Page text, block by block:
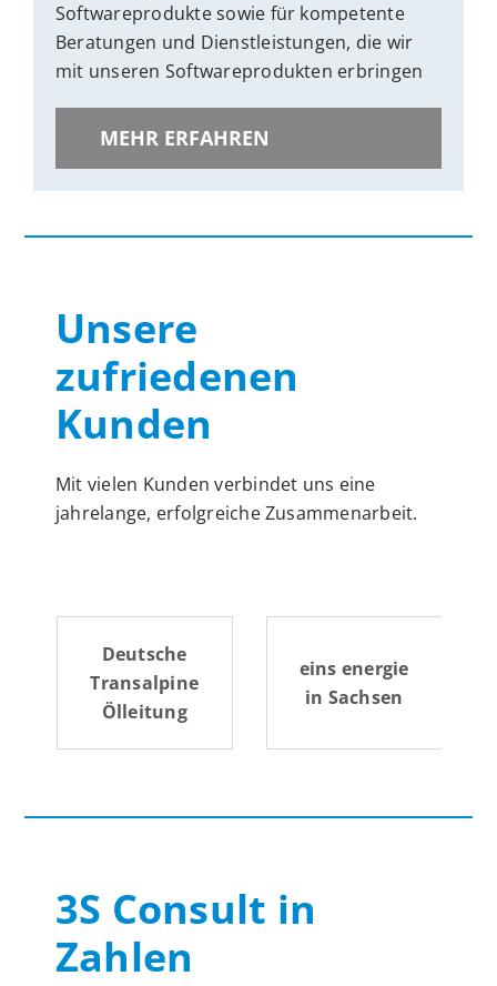
Softwareprodukte sowie für kompetente
Beratungen und Dienstleistungen, die wir
mit unseren Softwareprodukten erbringen
MEHR ERFAHREN
Unsere
zufriedenen
Kunden
Mit vielen Kunden verbindet uns eine
jahrelange, erfolgreiche Zusammenarbeit.
eins energie
in Sachsen
genossenschaft
Lippeverband
3S Consult in
Zahlen